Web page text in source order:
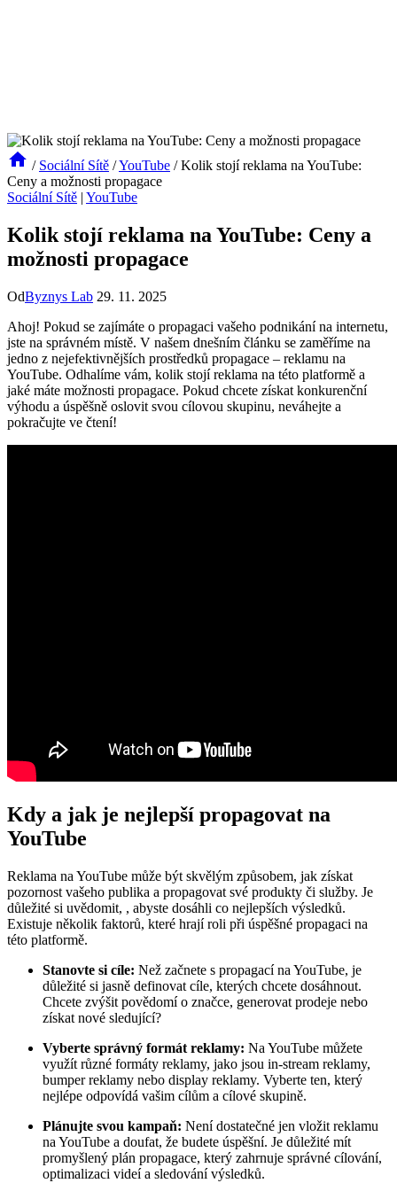
/ Sociální Sítě /YouTube / Kolik stojí reklama na YouTube:
Ceny a možnosti propagace
Sociální Sítě | YouTube
Kolik stojí reklama na YouTube: Ceny a
možnosti propagace
OdByznys Lab 29. 11. 2025
Ahoj! Pokud se zajímáte o propagaci vašeho podnikání na internetu,
jste na správném místě. V našem dnešním článku se zaměříme na
jedno z nejefektivnějších prostředků propagace – reklamu na
YouTube. Odhalíme vám, kolik stojí reklama na této platformě a
jaké máte možnosti propagace. Pokud chcete získat konkurenční
výhodu a úspěšně oslovit svou cílovou skupinu, neváhejte a
pokračujte ve čtení!
Kdy a jak je nejlepší propagovat na
YouTube
Reklama na YouTube může být skvělým způsobem, jak získat
pozornost vašeho publika a propagovat své produkty či služby. Je
důležité si uvědomit, , abyste dosáhli co nejlepších výsledků.
Existuje několik faktorů, které hrají roli při úspěšné propagaci na
této platformě.
Stanovte si cíle: Než začnete s propagací na YouTube, je
důležité si jasně definovat cíle, kterých chcete dosáhnout.
Chcete zvýšit povědomí o značce, generovat prodeje nebo
získat nové sledující?
Vyberte správný formát reklamy: Na YouTube můžete
využít různé formáty reklamy, jako jsou in-stream reklamy,
bumper reklamy nebo display reklamy. Vyberte ten, který
nejlépe odpovídá vašim cílům a cílové skupině.
Plánujte svou kampaň: Není dostatečné jen vložit reklamu
na YouTube a doufat, že budete úspěšní. Je důležité mít
promyšlený plán propagace, který zahrnuje správné cílování,
optimalizaci videí a sledování výsledků.